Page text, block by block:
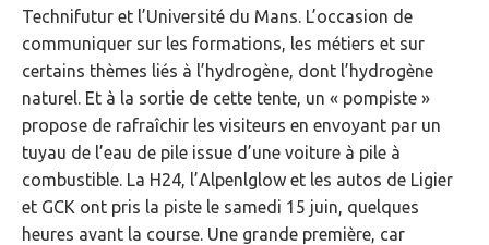
Technifutur et l’Université du Mans. L’occasion de
communiquer sur les formations, les métiers et sur
certains thèmes liés à l’hydrogène, dont l’hydrogène
naturel. Et à la sortie de cette tente, un « pompiste »
propose de rafraîchir les visiteurs en envoyant par un
tuyau de l’eau de pile issue d’une voiture à pile à
combustible. La H24, l’Alpenlglow et les autos de Ligier
et GCK ont pris la piste le samedi 15 juin, quelques
heures avant la course. Une grande première, car